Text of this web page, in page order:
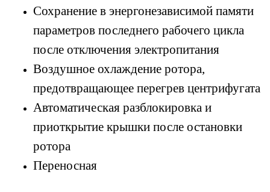
Сохранение в энергонезависимой памяти
параметров последнего рабочего цикла
после отключения электропитания
Воздушное охлаждение ротора,
предотвращающее перегрев центрифугата
Автоматическая разблокировка и
приоткрытие крышки после остановки
ротора
Переносная